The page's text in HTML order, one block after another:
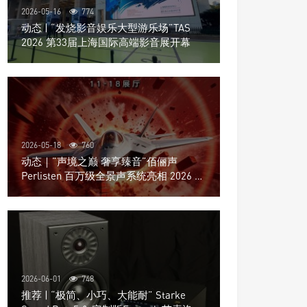
2026-05-16 774
动态 | “发烧影音娱乐大型游乐场”TAS
2026 第33届上海国际高端影音展开幕
2026-05-18 760
动态｜”声境之巅 奢享臻音”佰俪声
Perlisten 百万级全景声系统亮相 2026 北
京国际音响展
2026-06-01 748
推荐 | “极简、小巧、大能耐” Starke